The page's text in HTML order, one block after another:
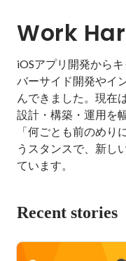
Work
iOSアプリ開発から
バーサイド開発やイ
んできました。現在
設計・構築・運用を
「何ごとも前のめり
うスタンスで、新し
ています。
Recent stories